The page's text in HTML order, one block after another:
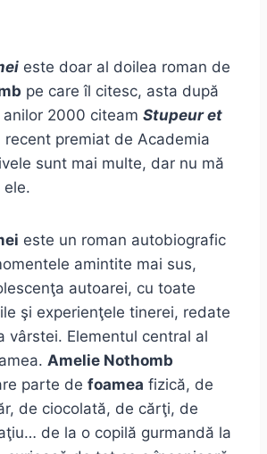
este doar al doilea roman de
pe care îl citesc, asta după
2000 citeam Stupeur et
recent premiat de Academia
sunt mai multe, dar nu mă
ele.
este un roman autobiografic
amintite mai sus,
autoarei, cu toate
şi experienţele tinerei, redate
vârstei. Elementul central al
Amelie Nothomb
parte de foamea fizică, de
de ciocolată, de cărţi, de
de la o copilă gurmandă la